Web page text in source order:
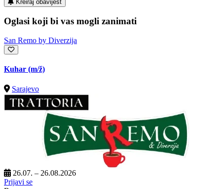
Kreiraj obavijest
Oglasi koji bi vas mogli zanimati
San Remo by Diverzija
Kuhar (m/ž)
Sarajevo
26.07. – 26.08.2026
Prijavi se